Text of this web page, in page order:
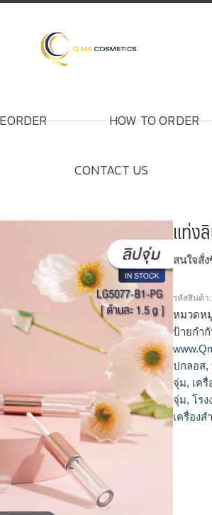
HOW TO ORDER
CONTACT US
แท่ง
สนใจสั่
รหัสสินค้า:
หมวดห
ป้ายกำ
ปกลอส,
จุ่ม, เครื่
จุ่ม,โรง
เครื่องส